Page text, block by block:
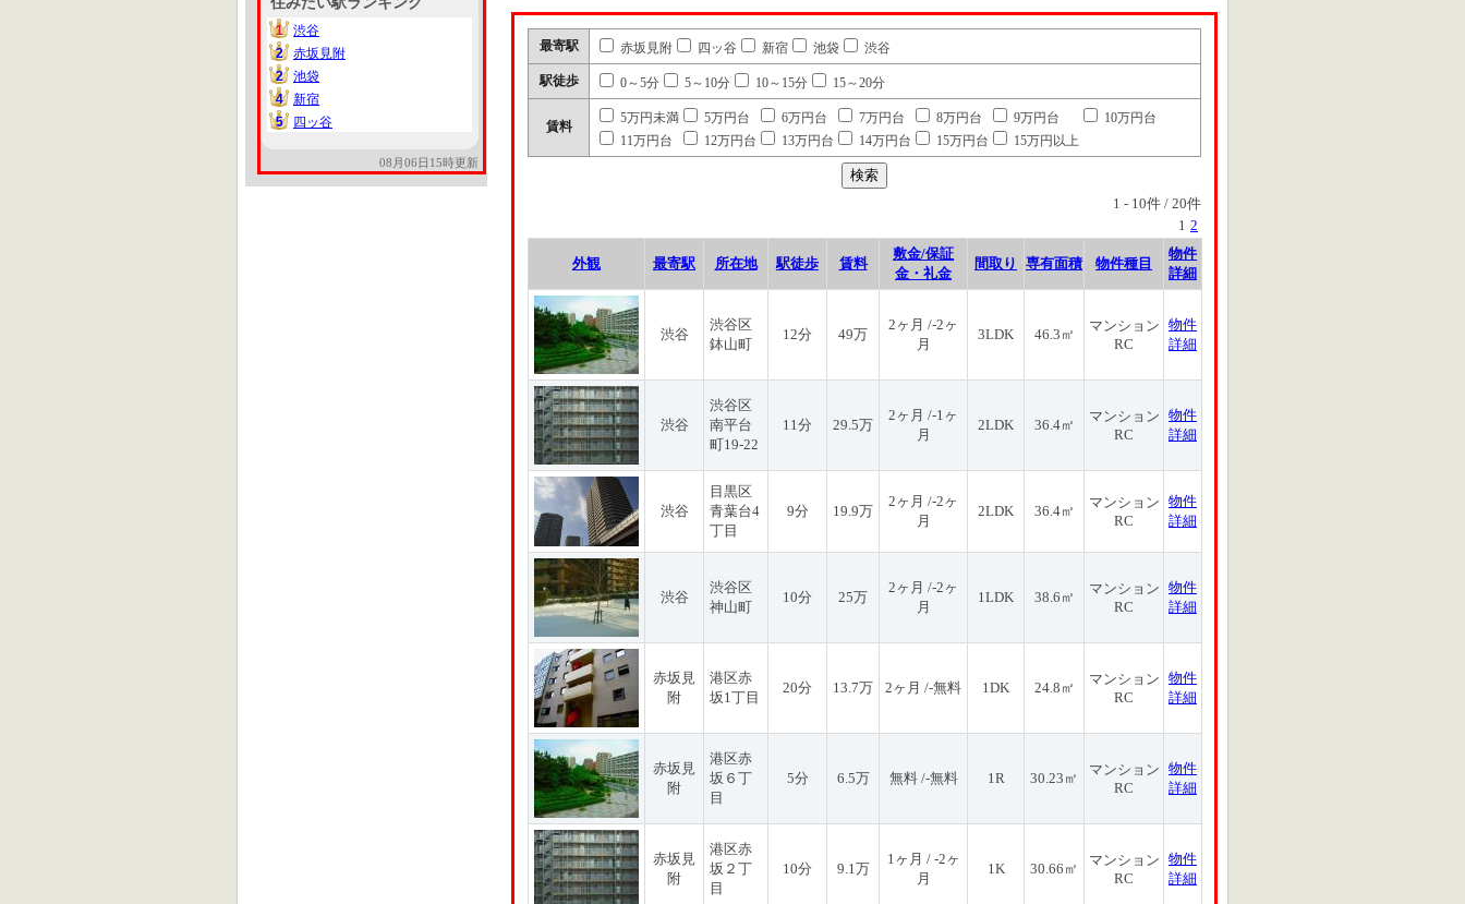
1
1
渋谷
2
2
赤坂見附
2
2
池袋
4
4
新宿
5
5 四ッ谷
08月06日15時更新
最寄駅 赤坂見附 四ッ谷 新宿 池袋 渋谷
駅徒歩 0～5分 5～10分 10～15分 15～20分
賃料
5万円未満 5万円台 6万円台 7万円台 8万円台 9万円台
10万円台
11万円台
12万円台 13万円台 14万円台 15万円台 15万円以上
1 - 10件 / 20件
1 2
外観 最寄駅 所在地 駅徒歩 賃料
敷金/保証
金・礼金
間取り 専有面積 物件種目
物件
詳細
渋谷
渋谷区
鉢山町
12分 49万
2ヶ月 /-2ヶ
月
3LDK 46.3㎡
マンション
RC
物件
詳細
渋谷
渋谷区
南平台
町19-22
11分 29.5万
2ヶ月 /-1ヶ
月
2LDK 36.4㎡
マンション
RC
物件
詳細
渋谷
目黒区
青葉台4
丁目
9分 19.9万
2ヶ月 /-2ヶ
月
2LDK 36.4㎡
マンション
RC
物件
詳細
渋谷
渋谷区
神山町
10分 25万
2ヶ月 /-2ヶ
月
1LDK 38.6㎡
マンション
RC
物件
詳細
赤坂見
附
港区赤
坂1丁目
20分 13.7万 2ヶ月 /-無料 1DK 24.8㎡
マンション
RC
物件
詳細
赤坂見
附
港区赤
坂６丁
目
5分 6.5万 無料 /-無料 1R 30.23㎡
マンション
RC
物件
詳細
赤坂見
附
港区赤
坂２丁
目
10分 9.1万
1ヶ月 / -2ヶ
月
1K 30.66㎡
マンション
RC
物件
詳細